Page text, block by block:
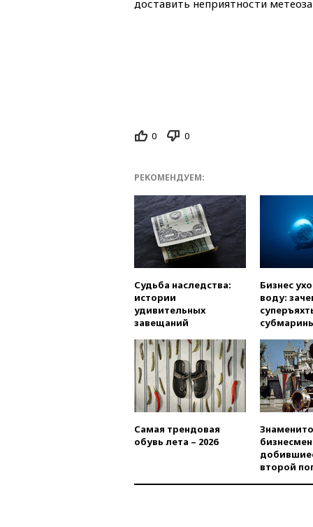
доставить неприятности
0 0
РЕКОМЕНДУЕМ:
Судьба наследства:
истории
удивительных
завещаний
Бизнес
воду:
Самая трендовая
обувь лета – 2026
второй